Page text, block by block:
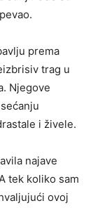
prema
trag u
Njegove
i živele.
najave
tek koliko sam
ovoj